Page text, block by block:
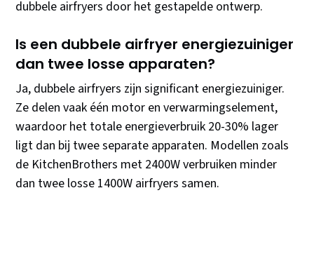
dubbele airfryers door het gestapelde ontwerp.
Is een dubbele airfryer energiezuiniger
dan twee losse apparaten?
Ja, dubbele airfryers zijn significant energiezuiniger.
Ze delen vaak één motor en verwarmingselement,
waardoor het totale energieverbruik 20-30% lager
ligt dan bij twee separate apparaten. Modellen zoals
de KitchenBrothers met 2400W verbruiken minder
dan twee losse 1400W airfryers samen.